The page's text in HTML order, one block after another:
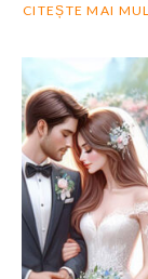
CITEȘTE MAI